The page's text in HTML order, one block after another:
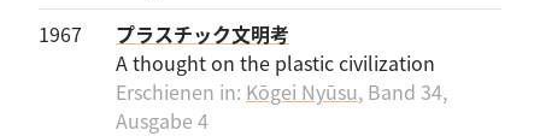
1967
プラスチック文明考
A thought on the plastic civilization
Erschienen in: Kōgei Nyūsu, Band 34,
Ausgabe 4